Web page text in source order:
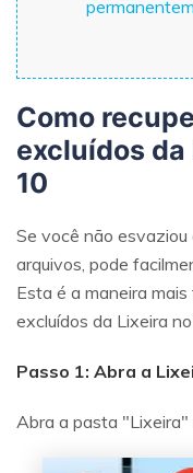
Como
excluídos
10
Se você não esvaziou
arquivos, pode
Esta é a maneira
excluídos da Lixeira
Passo 1: Abra a
Abra a pasta